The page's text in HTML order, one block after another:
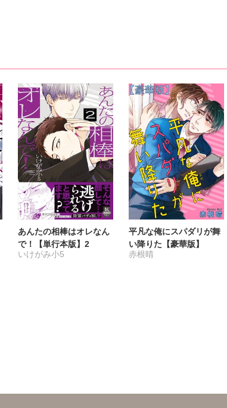
あんたの相棒はオレなん
で！【単行本版】2
いけがみ小5
平凡な俺にスパダリが舞
い降りた【豪華版】
赤根晴